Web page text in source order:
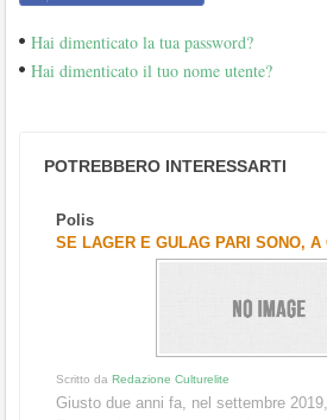
Hai dimenticato la tua password?
Hai dimenticato il tuo nome utente?
POTREBBERO INTERESSARTI
Polis
SE LAGER E GULAG PARI SONO, A
Scritto da Redazione Culturelite
Giusto due anni fa, nel settembre